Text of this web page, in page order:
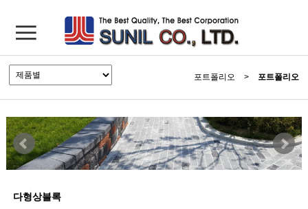
포트폴리오 > 포트폴리오
다형상블록